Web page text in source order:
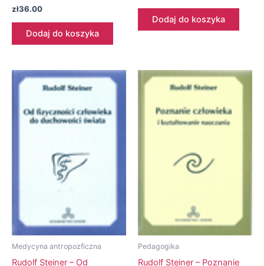
zł36.00
Dodaj do koszyka
Dodaj do koszyka
Medycyna antropozficzna
Rudolf Steiner – Od
Pedagogika
Rudolf Steiner – Poznanie